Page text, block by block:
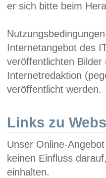
er sich bitte beim
Internetangebot des
veröffentlichten
Internetredaktion
veröffentlicht werden.
Links zu
Unser Online-
keinen Einfluss
einhalten.